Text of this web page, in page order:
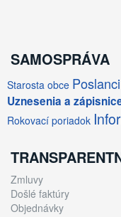
SAMOSPRÁVA
Starosta obce
Uznesenia a
Rokovací poriadok
Zmluvy
Došlé faktúry
Objednávky